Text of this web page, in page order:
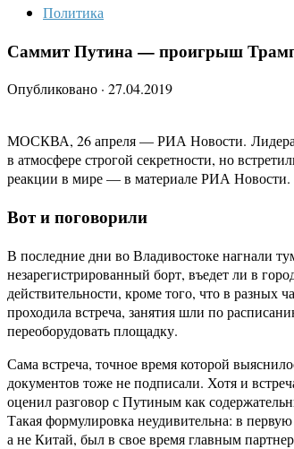
Политика
Саммит Путина — проигрыш
Опубликовано · 27.04.2019
МОСКВА, 26 апреля — РИА Новости. Лидера
в атмосфере строгой секретности, но
реакции в мире — в материале РИА Новости.
Вот и поговорили
В последние дни во Владивостоке нагнали
незарегистрированный борт, въедет ли в
действительности, кроме того, что в разных
проходила встреча, занятия шли по
переоборудовать площадку.
Сама встреча, точное время которой
документов тоже не подписали. Хотя и
оценил разговор с Путиным как
Такая формулировка неудивительна: в
а не Китай, был в свое время главным